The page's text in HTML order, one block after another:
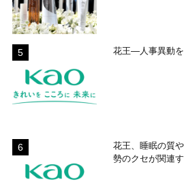
花王―人事異動
花王、睡眠の質
勢のクセが関連